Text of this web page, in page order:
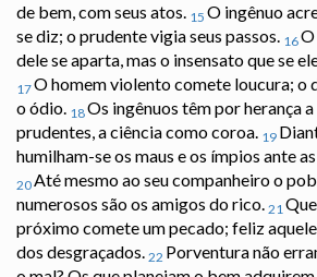
de bem, com seus atos. 15 O ingênuo
se diz; o prudente vigia seus passos. 16O
dele se aparta, mas o insensato que se
17O homem violento comete loucura; o
o ódio. 18Os ingênuos têm por herança
prudentes, a ciência como coroa. 19
humilham-se os maus e os ímpios ante
20Até mesmo ao seu companheiro o
numerosos são os amigos do rico. 21
próximo comete um pecado; feliz
dos desgraçados. 22 Porventura não